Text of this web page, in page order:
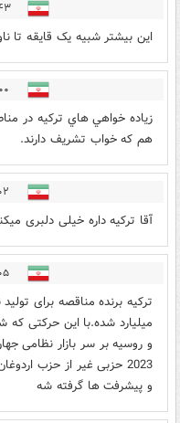
۰۸:۴۳
این بیشتر شبیه یک قایقه تا
زياده خواهي هاي تركيه در
هم كه خواب تشريف دارند.
آقا ترکیه داره خیلی دلبری
میلیارد شده.با این حرکتی که
و روسیه بر سر بازار نظامی
2023 حزبی غیر از حزب
و پیشرفت ها گرفته شه